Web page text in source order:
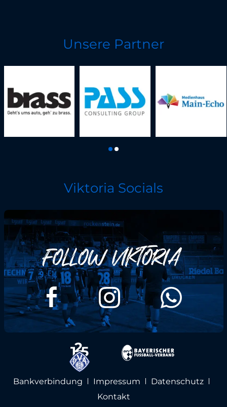
Unsere Partner
Viktoria Socials
Bankverbindung Impressum
Datenschutz
Kontakt